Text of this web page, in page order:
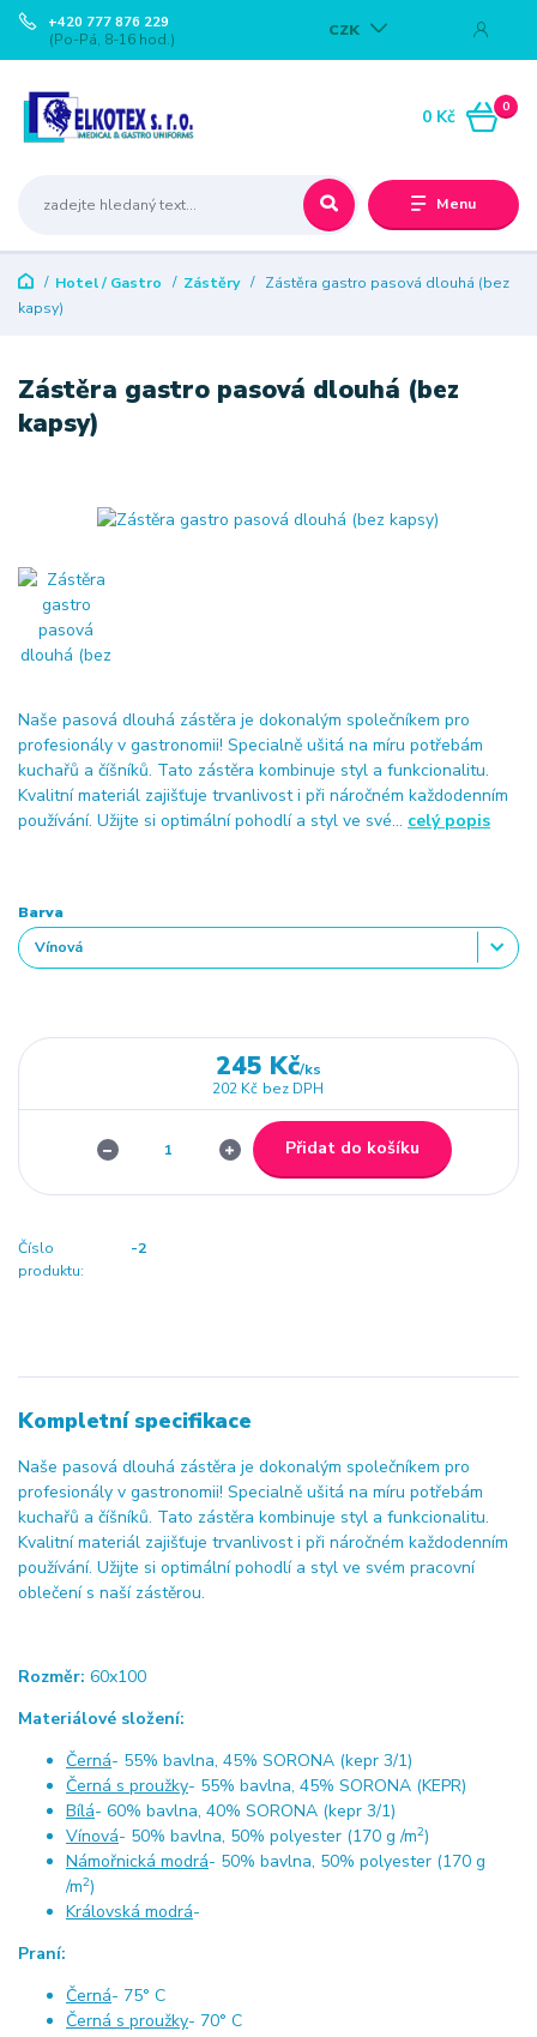
Menu
CZK
+420 777 876 229
(Po-Pá, 8-16 hod.)
0
0 Kč
Hotel / Gastro Zástěry
Zástěra gastro pasová dlouhá (bez
kapsy)
Zástěra gastro pasová dlouhá (bez
kapsy)
Naše pasová dlouhá zástěra je dokonalým společníkem pro
profesionály v gastronomii! Specialně ušitá na míru potřebám
kuchařů a číšníků. Tato zástěra kombinuje styl a funkcionalitu.
Kvalitní materiál zajišťuje trvanlivost i při náročném každodenním
používání. Užijte si optimální pohodlí a styl ve své... celý popis
Barva
245 Kč/ks
202 Kč bez DPH
Přidat do košíku
Číslo
produktu:
-2
Kompletní specifikace
Naše pasová dlouhá zástěra je dokonalým společníkem pro
profesionály v gastronomii! Specialně ušitá na míru potřebám
kuchařů a číšníků. Tato zástěra kombinuje styl a funkcionalitu.
Kvalitní materiál zajišťuje trvanlivost i při náročném každodenním
používání. Užijte si optimální pohodlí a styl ve svém pracovní
oblečení s naší zástěrou.
Rozměr: 60x100
Materiálové složení:
Černá- 55% bavlna, 45% SORONA (kepr 3/1)
Černá s proužky- 55% bavlna, 45% SORONA (KEPR)
Bílá- 60% bavlna, 40% SORONA (kepr 3/1)
Vínová- 50% bavlna, 50% polyester (170 g /m2)
Námořnická modrá- 50% bavlna, 50% polyester (170 g
/m2)
Královská modrá-
Praní:
Černá- 75° C
Černá s proužky- 70° C